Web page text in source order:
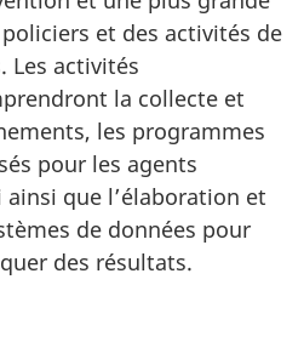
et des activités de
Les activités
la collecte et
les programmes
pour les agents
que l’élaboration et
de données pour
des résultats.